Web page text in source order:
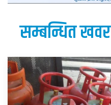
सम्बन्धित खवर